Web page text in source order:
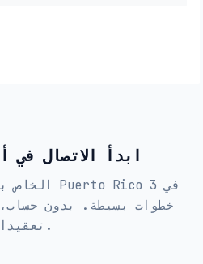
ابدأ الاتصال في
خطوات بسيطة. بدون
تعقيدات.